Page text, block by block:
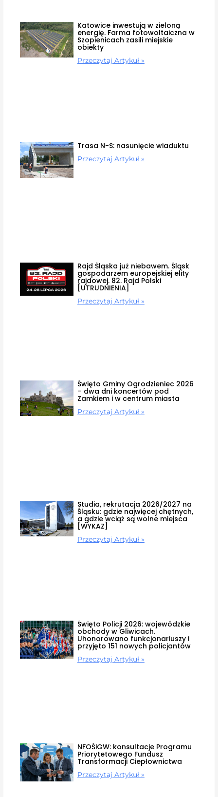
Katowice inwestują w zieloną
energię. Farma fotowoltaiczna w
Szopienicach zasili miejskie
obiekty
Przeczytaj Artykuł »
Trasa N-S: nasunięcie wiaduktu
Przeczytaj Artykuł »
Rajd Śląska już niebawem. Śląsk
gospodarzem europejskiej elity
rajdowej. 82. Rajd Polski
[UTRUDNIENIA]
Przeczytaj Artykuł »
Święto Gminy Ogrodzieniec 2026
– dwa dni koncertów pod
Zamkiem i w centrum miasta
Przeczytaj Artykuł »
Studia, rekrutacja 2026/2027 na
Śląsku: gdzie najwięcej chętnych,
a gdzie wciąż są wolne miejsca
[WYKAZ]
Przeczytaj Artykuł »
Święto Policji 2026: wojewódzkie
obchody w Gliwicach.
Uhonorowano funkcjonariuszy i
przyjęto 151 nowych policjantów
Przeczytaj Artykuł »
NFOŚiGW: konsultacje Programu
Priorytetowego Fundusz
Transformacji Ciepłownictwa
Przeczytaj Artykuł »